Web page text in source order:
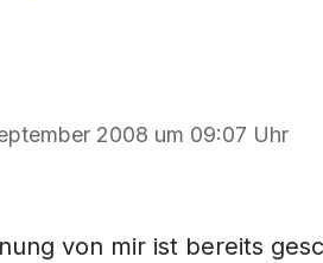
2008 um 09:07 Uhr
von mir ist bereits